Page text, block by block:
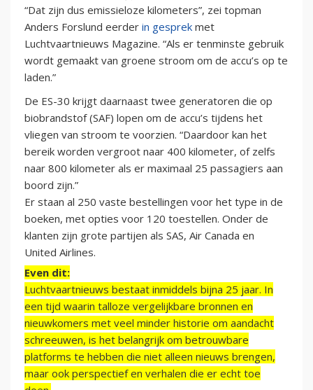
“Dat zijn dus emissieloze kilometers”, zei topman
Anders Forslund eerder in gesprek met
Luchtvaartnieuws Magazine. “Als er tenminste gebruik
wordt gemaakt van groene stroom om de accu’s op te
laden.”
De ES-30 krijgt daarnaast twee generatoren die op
biobrandstof (SAF) lopen om de accu’s tijdens het
vliegen van stroom te voorzien. “Daardoor kan het
bereik worden vergroot naar 400 kilometer, of zelfs
naar 800 kilometer als er maximaal 25 passagiers aan
boord zijn.”
Er staan al 250 vaste bestellingen voor het type in de
boeken, met opties voor 120 toestellen. Onder de
klanten zijn grote partijen als SAS, Air Canada en
United Airlines.
Even dit:
Luchtvaartnieuws bestaat inmiddels bijna 25 jaar. In
een tijd waarin talloze vergelijkbare bronnen en
nieuwkomers met veel minder historie om aandacht
schreeuwen, is het belangrijk om betrouwbare
platforms te hebben die niet alleen nieuws brengen,
maar ook perspectief en verhalen die er echt toe